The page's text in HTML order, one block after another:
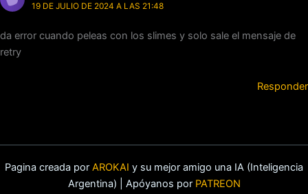
19 DE JULIO DE 2024 A LAS 21:48
da error cuando peleas con los slimes y solo sale el mensaje de
retry
Responder
Pagina creada por AROKAI y su mejor amigo una IA (Inteligencia
Argentina) | Apóyanos por PATREON